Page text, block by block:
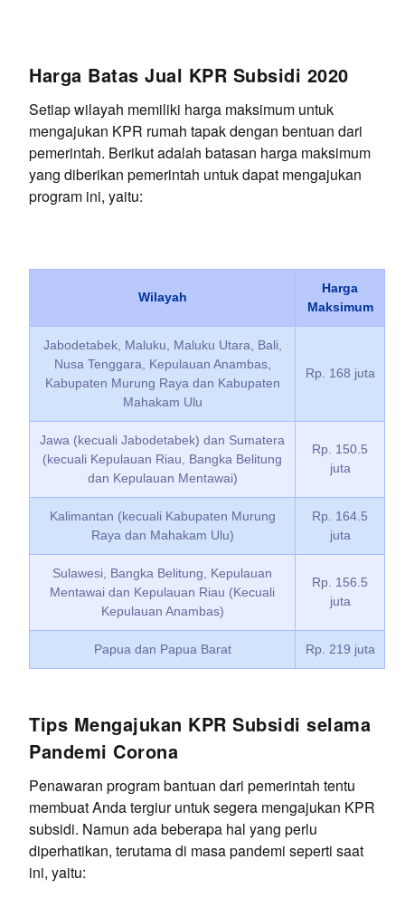
Harga Batas Jual KPR Subsidi 2020
Setiap wilayah memiliki harga maksimum untuk
mengajukan KPR rumah tapak dengan bentuan dari
pemerintah. Berikut adalah batasan harga maksimum
yang diberikan pemerintah untuk dapat mengajukan
program ini, yaitu:
Wilayah
Harga
Maksimum
Jabodetabek, Maluku, Maluku Utara, Bali,
Nusa Tenggara, Kepulauan Anambas,
Kabupaten Murung Raya dan Kabupaten
Mahakam Ulu
Rp. 168 juta
Jawa (kecuali Jabodetabek) dan Sumatera
(kecuali Kepulauan Riau, Bangka Belitung
dan Kepulauan Mentawai)
Rp. 150.5
juta
Kalimantan (kecuali Kabupaten Murung
Raya dan Mahakam Ulu)
Rp. 164.5
juta
Sulawesi, Bangka Belitung, Kepulauan
Mentawai dan Kepulauan Riau (Kecuali
Kepulauan Anambas)
Rp. 156.5
juta
Papua dan Papua Barat Rp. 219 juta
Tips Mengajukan KPR Subsidi selama
Pandemi Corona
Penawaran program bantuan dari pemerintah tentu
membuat Anda tergiur untuk segera mengajukan KPR
subsidi. Namun ada beberapa hal yang perlu
diperhatikan, terutama di masa pandemi seperti saat
ini, yaitu: